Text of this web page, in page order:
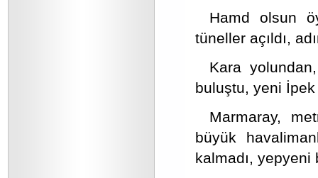
Hamd olsun
tüneller açıldı,
Kara
buluştu, yeni
Marmaray,
büyük
kalmadı, yepyeni